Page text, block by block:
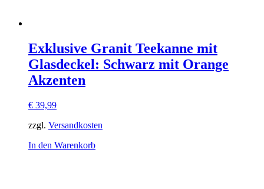
Exklusive Granit Teekanne mit
Glasdeckel: Schwarz mit Orange
Akzenten
€ 39,99
zzgl. Versandkosten
In den Warenkorb